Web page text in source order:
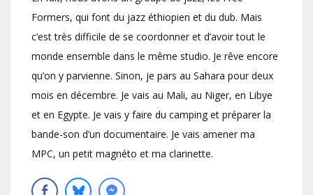
Formers, qui font du jazz éthiopien et du dub. Mais
c’est très difficile de se coordonner et d’avoir tout le
monde ensemble dans le même studio. Je rêve encore
qu’on y parvienne. Sinon, je pars au Sahara pour deux
mois en décembre. Je vais au Mali, au Niger, en Libye
et en Egypte. Je vais y faire du camping et préparer la
bande-son d’un documentaire. Je vais amener ma
MPC, un petit magnéto et ma clarinette.